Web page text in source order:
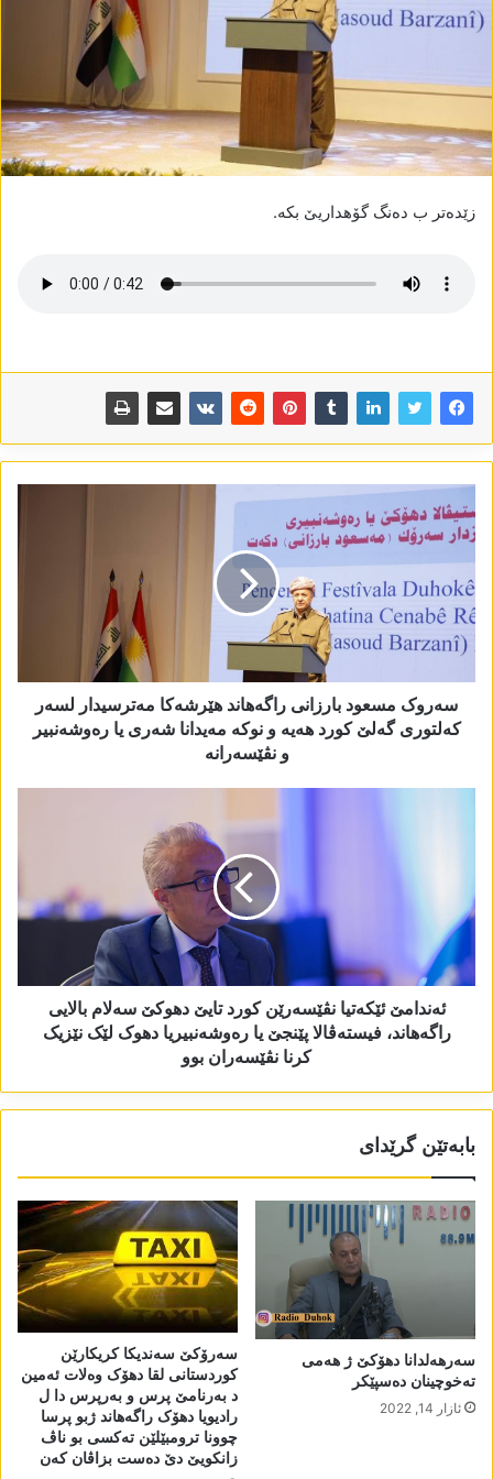
زێدەتر ب دەنگ گۆھداریێ بکە.
سەروک مسعود بارزانی راگەھاند ھێرشەکا مەترسیدار لسەر
کەلتوری گەلێ کورد ھەیە و نوکە مەیدانا شەری یا رەوشەنبیر
و نڤێسەرانە
ئەندامێ ئێکەتیا نڤێسەرێن کورد تایێ دھوکێ سەلام بالایی
راگەھاند، فیستەڤالا پێنجێ یا رەوشەنبیریا دھوک لێک نێزیک
کرنا نڤێسەران بوو
بابەتێن گرێدای
سەرھەلدانا دھۆکێ ژ ھەمی
تەخوچینان دەسپێکر
ئازار 14, 2022
سەرۆکێ سەندیکا کریکارێن
کوردستانی لقا دھۆک وەلات ئەمین
د بەرنامێ پرس و بەرپرس دا ل
رادیویا دھۆک راگەھاند ژبو پرسا
چوونا ترومبێلێن تەکسی بو ناڤ
زانکویێ دێ دەست بزاڤان کەن